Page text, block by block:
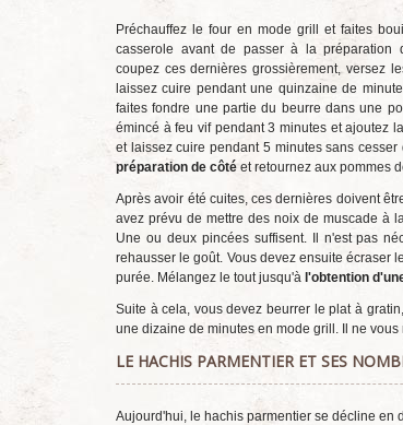
Préchauffez le four en mode grill et faites
casserole avant de passer à la préparation
coupez ces dernières grossièrement, versez
laissez cuire pendant une quinzaine de
faites fondre une partie du beurre dans une
émincé à feu vif pendant 3 minutes et ajoutez
et laissez cuire pendant 5 minutes sans cesser
préparation de côté et retournez aux pommes
Après avoir été cuites, ces dernières doivent
avez prévu de mettre des noix de muscade à
Une ou deux pincées suffisent. Il n'est pas
rehausser le goût. Vous devez ensuite écraser
purée. Mélangez le tout jusqu'à l'obtention
Suite à cela, vous devez beurrer le plat à
une dizaine de minutes en mode grill. Il ne
LE HACHIS PARMENTIER ET SES
Aujourd'hui, le hachis parmentier se décline en